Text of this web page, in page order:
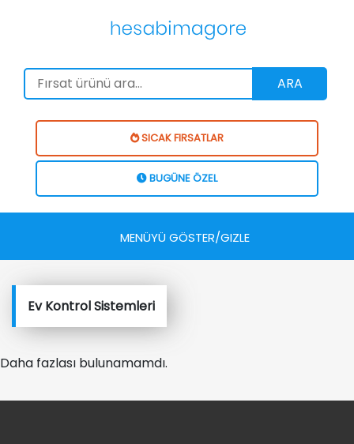
ARA
SICAK FIRSATLAR
BUGÜNE ÖZEL
MENÜYÜ GÖSTER/GIZLE
Ev Kontrol Sistemleri
Daha fazlası bulunamamdı.